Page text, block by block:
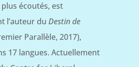
écoutés, est
l’auteur du Destin de
Parallèle, 2017),
17 langues. Actuellement